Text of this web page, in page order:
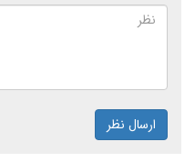
ارسال نظر